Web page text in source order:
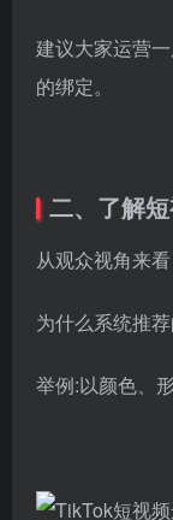
建议大家运营
的绑定。
二、了解
从观众视角来看
为什么系统推
举例:以颜色、